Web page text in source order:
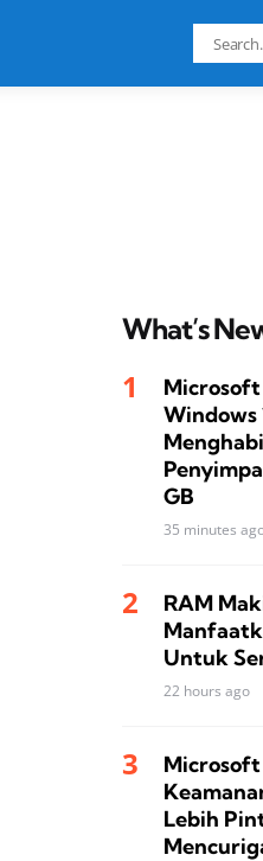
Search
for:
What’s
Windows
GB
35 minutes
RAM
Untuk
22 hours ago
Lebih